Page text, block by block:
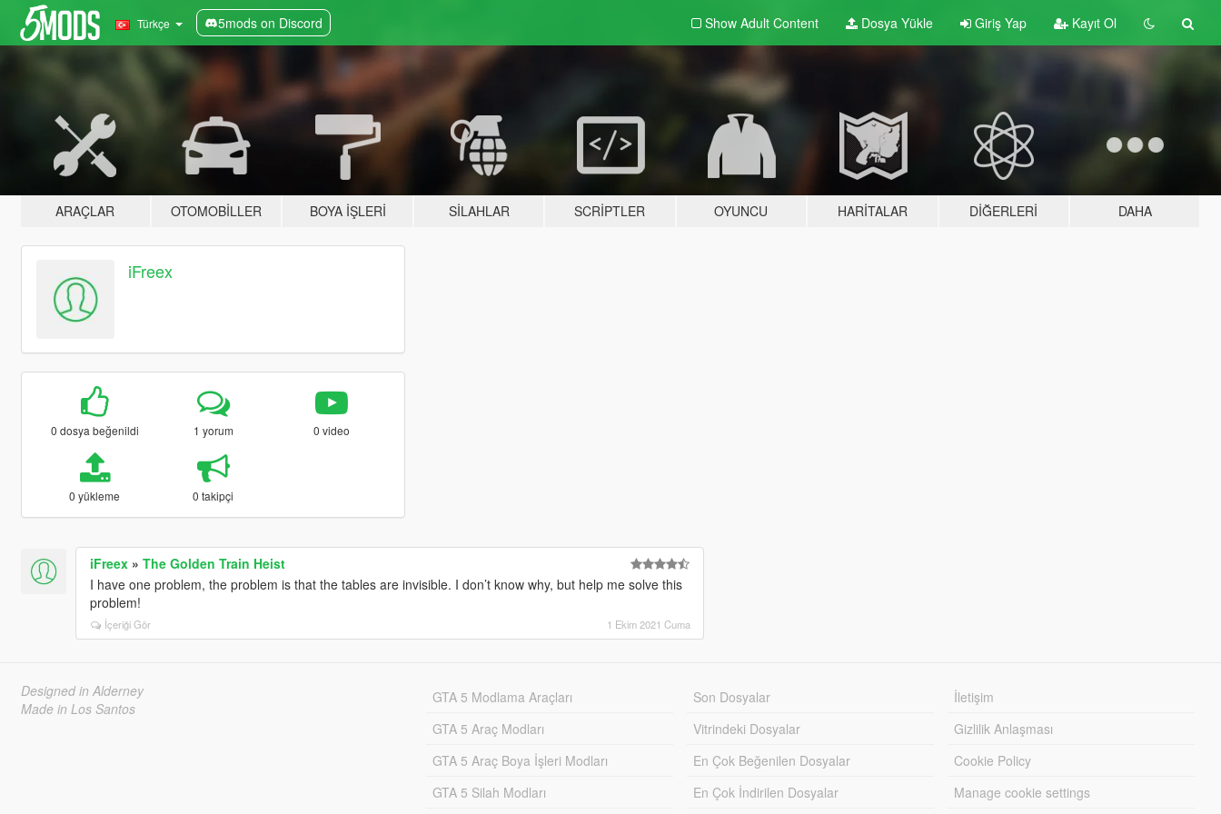
Türkçe 5mods on Discord Show Adult Content Dosya Yükle Giriş Yap Kayıt Ol
ARAÇLAR OTOMOBILLER BOYA İŞLERI SILAHLAR SCRIPTLER OYUNCU HARITALAR DIĞERLERI DAHA
iFreex
0 dosya beğenildi 1 yorum 0 video
0 yükleme 0 takipçi
iFreex» The Golden Train Heist
I have one problem, the problem is that the tables are invisible. I don’t know why, but help me solve this
problem!
İçeriği Gör 1 Ekim 2021 Cuma
Designed in Alderney
Made in Los Santos
GTA 5 Modlama Araçları
GTA 5 Araç Modları
GTA 5 Araç Boya İşleri Modları
GTA 5 Silah Modları
Son Dosyalar
Vitrindeki Dosyalar
En Çok Beğenilen Dosyalar
En Çok İndirilen Dosyalar
İletişim
Gizlilik Anlaşması
Cookie Policy
Manage cookie settings